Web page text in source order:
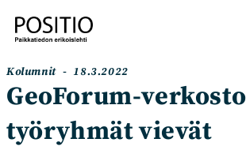
suoraan
sisältöön
Artikkelin
kategoria:
Kolumnit
Artikkeli
18.3.2022
GeoForum-
työryhmät vievät